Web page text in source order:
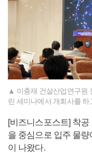
▲ 이충재 건설산업연구원
린 세미나에서 개회사를
[비즈니스포스트] 착
을 중심으로 입주 물
이 나왔다.